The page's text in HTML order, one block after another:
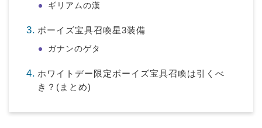
ギリアムの漢
ボーイズ宝具召喚星3装備
ガナンのゲタ
ホワイトデー限定ボーイズ宝具召喚は引くべ
き？(まとめ)